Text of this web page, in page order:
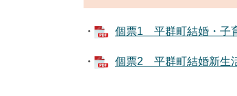
・ 個票1 平群町結婚・子
・ 個票2 平群町結婚新生